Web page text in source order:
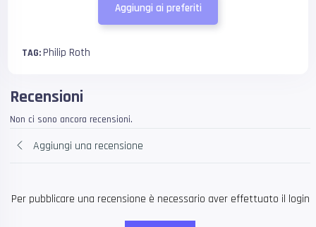
Aggiungi ai preferiti
TAG:Philip Roth
Recensioni
Non ci sono ancora recensioni.
Aggiungi una recensione
Per pubblicare una recensione è necessario aver effettuato il login